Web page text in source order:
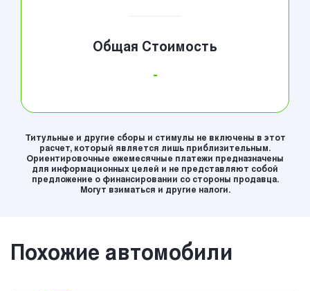
Общая Стоимость
-
Титульные и другие сборы и стимулы не включены в этот
расчет, который является лишь приблизительным.
Ориентировочные ежемесячные платежи предназначены
для информационных целей и не представляют собой
предложение о финансировании со стороны продавца.
Могут взиматься и другие налоги.
Похожие автомобили